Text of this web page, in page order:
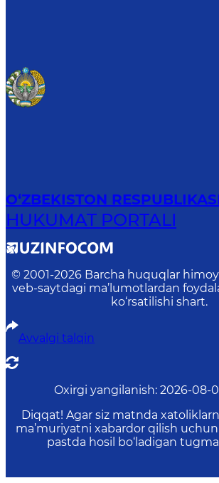
O‘ZBEKISTON
HUKUMAT PORTALI
© 2001-2026 Barcha huquqlar
veb-saytdagi ma’lumotlardan
ko‘rsatilishi shart.
Avvalgi talqin
Oxirgi yangilanish: 2026-08-
Diqqat! Agar siz matnda
ma’muriyatni xabardor qilish
pastda hosil bo‘ladigan